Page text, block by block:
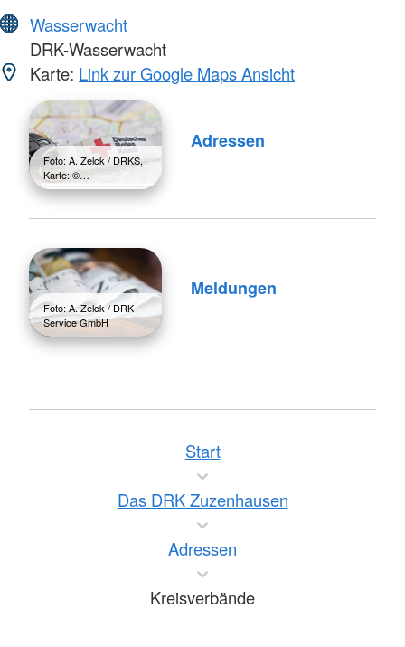
Wasserwacht
DRK-Wasserwacht
Karte: Link zur Google Maps Ansicht
Foto: A. Zelck / DRKS,
Karte: ©…
Adressen
Foto: A. Zelck / DRK-
Service GmbH
Meldungen
Start
Das DRK Zuzenhausen
Adressen
Kreisverbände